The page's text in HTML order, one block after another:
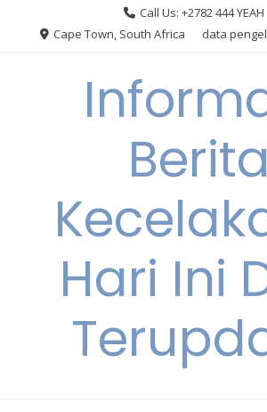
Call Us: +2782 444 YEAH
Cape Town, South Africa
data
Berita
Hari Ini